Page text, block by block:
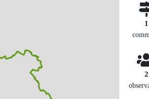
1
2